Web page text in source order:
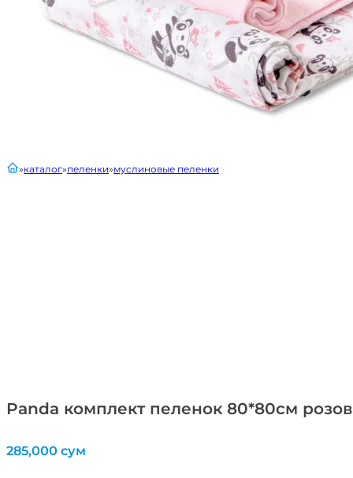
Panda комплект пеленок 80*80см
главнаякаталог пеленки муслиновые пеленки
285,000 сум